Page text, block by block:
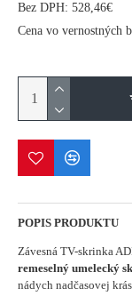
Bez DPH: 528,46€
Cena vo vernostných
POPIS PRODUKTU
Závesná TV-skrinka
remeselný umelecký
nádych nadčasovej